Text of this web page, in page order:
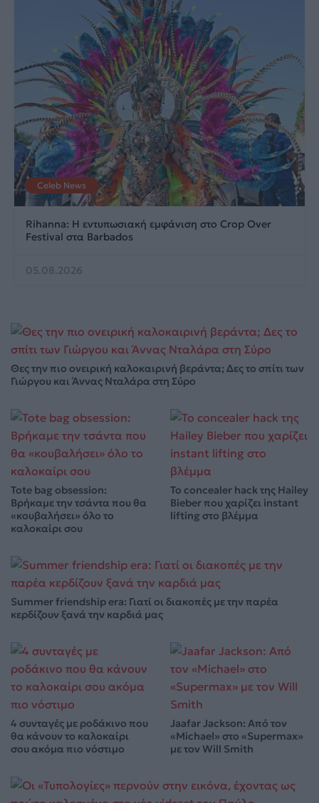
Celeb News
Rihanna: Η εντυπωσιακή εμφάνιση στο Crop Over
Festival στα Barbados
05.08.2026
Θες την πιο ονειρική καλοκαιρινή βεράντα; Δες το σπίτι των
Γιώργου και Άννας Νταλάρα στη Σύρο
Tote bag obsession:
Βρήκαμε την τσάντα που θα
«κουβαλήσει» όλο το
καλοκαίρι σου
Το concealer hack της Hailey
Bieber που χαρίζει instant
lifting στο βλέμμα
Summer friendship era: Γιατί οι διακοπές με την παρέα
κερδίζουν ξανά την καρδιά μας
4 συνταγές με ροδάκινο που
θα κάνουν το καλοκαίρι
σου ακόμα πιο νόστιμο
Jaafar Jackson: Από τον
«Michael» στο «Supermax»
με τον Will Smith